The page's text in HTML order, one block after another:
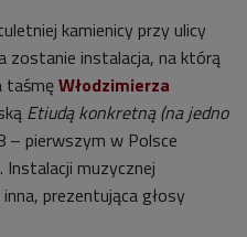
kamienicy przy ulicy
zostanie instalacja, na którą
taśmęWłodzimierza
Etiudą konkretną (na jedno
– pierwszym w Polsce
muzycznej
prezentująca głosy